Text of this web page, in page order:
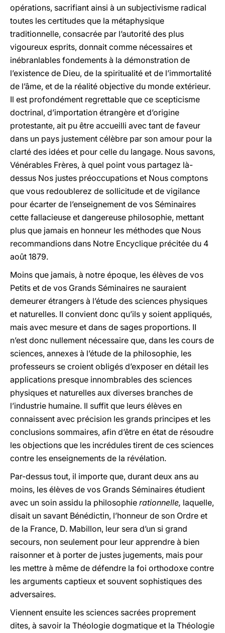
opérations, sacrifiant ainsi à un subjectivisme radical
toutes les certitudes que la métaphysique
traditionnelle, consacrée par l’autorité des plus
vigoureux esprits, donnait comme nécessaires et
inébranlables fondements à la démonstration de
l’existence de Dieu, de la spiritualité et de l’immortalité
de l’âme, et de la réalité objective du monde extérieur.
Il est profondément regrettable que ce scepticisme
doctrinal, d’importation étrangère et d’origine
protestante, ait pu être accueilli avec tant de faveur
dans un pays justement célèbre par son amour pour la
clarté des idées et pour celle du langage. Nous savons,
Vénérables Frères, à quel point vous partagez là-
dessus Nos justes préoccupations et Nous comptons
que vous redoublerez de sollicitude et de vigilance
pour écarter de l’enseignement de vos Séminaires
cette fallacieuse et dangereuse philosophie, mettant
plus que jamais en honneur les méthodes que Nous
recommandions dans Notre Encyclique précitée du 4
août 1879.
Moins que jamais, à notre époque, les élèves de vos
Petits et de vos Grands Séminaires ne sauraient
demeurer étrangers à l’étude des sciences physiques
et naturelles. II convient donc qu’ils y soient appliqués,
mais avec mesure et dans de sages proportions. II
n’est donc nullement nécessaire que, dans les cours de
sciences, annexes à l’étude de la philosophie, les
professeurs se croient obligés d’exposer en détail les
applications presque innombrables des sciences
physiques et naturelles aux diverses branches de
l’industrie humaine. Il suffit que leurs élèves en
connaissent avec précision les grands principes et les
conclusions sommaires, afin d’être en état de résoudre
les objections que les incrédules tirent de ces sciences
contre les enseignements de la révélation.
Par-dessus tout, il importe que, durant deux ans au
moins, les élèves de vos Grands Séminaires étudient
avec un soin assidu la philosophie rationnelle, laquelle,
disait un savant Bénédictin, l’honneur de son Ordre et
de la France, D. Mabillon, leur sera d’un si grand
secours, non seulement pour leur apprendre à bien
raisonner et à porter de justes jugements, mais pour
les mettre à même de défendre la foi orthodoxe contre
les arguments captieux et souvent sophistiques des
adversaires.
Viennent ensuite les sciences sacrées proprement
dites, à savoir la Théologie dogmatique et la Théologie